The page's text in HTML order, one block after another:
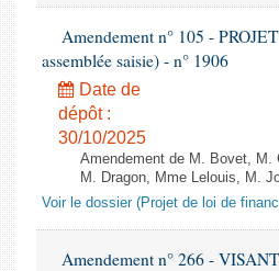
Questions écrites et orales
Comptes rendus des débats
Amendement n° 105 -
assemblée saisie) - n° 1906
Date de
dépôt :
30/10/2025
Amendement de M. Bovet,
M. Dragon, Mme Lelouis, M.
Voir le dossier (Projet de loi de
Amendement n° 266 -